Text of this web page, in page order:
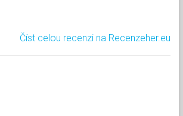
Číst celou recenzi na Recenzeher.eu